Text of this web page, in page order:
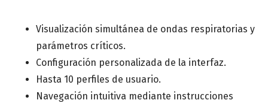
Visualización simultánea de ondas respiratorias y
parámetros críticos.
Configuración personalizada de la interfaz.
Hasta 10 perfiles de usuario.
Navegación intuitiva mediante instrucciones